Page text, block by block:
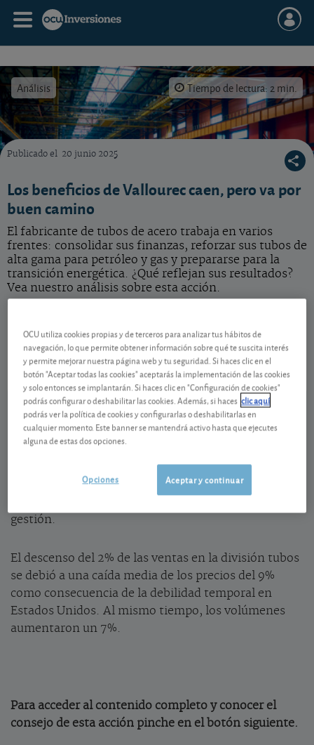
Análisis Tiempo de lectura: 2 min.
Publicado el 20 junio 2025
Los beneficios de Vallourec caen, pero va por
buen camino
El fabricante de tubos de acero trabaja en varios
frentes: consolidar sus finanzas, reforzar sus tubos de
alta gama para petróleo y gas y prepararse para la
transición energética. ¿Qué reflejan sus resultados?
Vea nuestro análisis sobre esta acción.
FR0013506730
07/08/2026 París
-0,51 EUR (-2,68 %)
Ver detalladamente
Sólida gestión
Con un beneficio operativo
hace un año, pero aún en el extremo superior de las
expectativas en el primer
gestión.
El descenso del 2% de las ventas en la división tubos
se debió a una caída media de los precios del 9%
como consecuencia de la debilidad temporal en
Estados Unidos. Al mismo tiempo, los volúmenes
aumentaron un 7%.
Para acceder al contenido completo y conocer el
consejo de esta acción pinche en el botón siguiente.
OCU utiliza cookies propias y de terceros para analizar tus hábitos de
navegación, lo que permite obtener información sobre qué te suscita interés
y permite mejorar nuestra página web y tu seguridad. Si haces clic en el
botón "Aceptar todas las cookies" aceptarás la implementación de las cookies
y solo entonces se implantarán. Si haces clic en "Configuración de cookies"
podrás configurar o deshabilitar las cookies. Además, si haces clic aquí
podrás ver la política de cookies y configurarlas o deshabilitarlas en
cualquier momento. Este banner se mantendrá activo hasta que ejecutes
alguna de estas dos opciones.
Aceptar y continuar
Opciones